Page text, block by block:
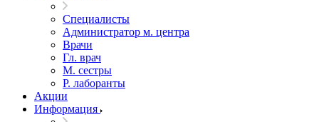
Специалисты
Администратор м. центра
Врачи
Гл. врач
М. сестры
Р. лаборанты
Акции
Информация